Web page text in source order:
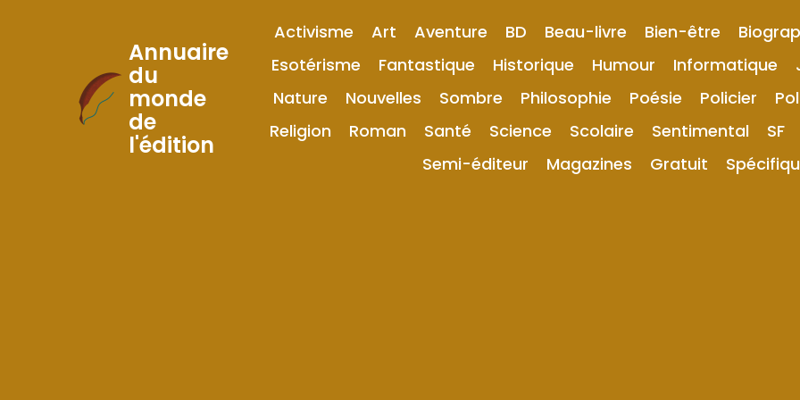
Skip
to
Content
Annuaire
du
monde
de
l'édition
Activisme Art Aventure BD Beau-livre Bien-être
Esotérisme
Fantastique Historique Humour Informatique
Nature
Nouvelles Sombre Philosophie Poésie Policier
Religion
Roman Santé Science Scolaire Sentimental
SF
Semi-éditeur
Magazines Gratuit